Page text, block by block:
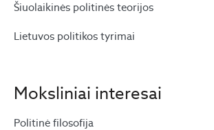
Šiuolaikinės politinės teorijos
Lietuvos politikos tyrimai
Moksliniai interesai
Politinė filosofija